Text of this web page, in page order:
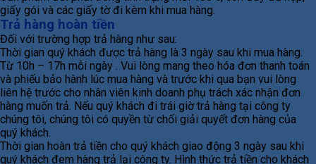
giấy gói và các giấy tờ đi kèm khi mua hàng.
Trả hàng hoàn tiền
Đối với trường hợp trả hàng như sau:
Thời gian quý khách được trả hàng là 3 ngày sau khi mua hàng.
Từ 10h – 17h mỗi ngày . Vui lòng mang theo hóa đơn thanh toán
và phiếu bảo hành lúc mua hàng và trước khi qua bạn vui lòng
liên hệ trước cho nhân viên kinh doanh phụ trách xác nhận đơn
hàng muốn trả. Nếu quý khách đi trái giờ trả hàng tại công ty
chúng tôi, chúng tôi có quyền từ chối giải quyết đơn hàng của
quý khách.
Thời gian hoàn trả tiền cho quý khách giao động 3 ngày sau khi
quý khách đem hàng trả lại công ty. Hình thức trả tiền cho khách